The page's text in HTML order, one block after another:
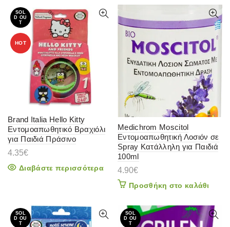
SOL
D OU
T
HOT
Brand Italia Hello Kitty
Εντομοαπωθητικό Βραχιόλι
για Παιδιά Πράσινο
4.35€
Διαβάστε περισσότερα
Medichrom Moscitol
Εντομοαπωθητική Λοσιόν σε
Spray Κατάλληλη για Παιδιά
100ml
4.90€
Προσθήκη στο καλάθι
SOL
D OU
T
SOL
D OU
T